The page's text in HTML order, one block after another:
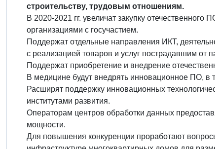
строительству, трудовым отношениям.
В 2020-2021 гг. увеличат закупку отечественного
организациями с госучастием.
Поддержат отдельные направления ИКТ,
с реализацией товаров и услуг пострадавшим от
Поддержат приобретение и внедрение
В медицине будут внедрять инновационное ПО, в т.
Расширят поддержку инновационных
институтами развития.
Операторам центров обработки данных
мощности.
Для повышения конкуренции проработают вопросы